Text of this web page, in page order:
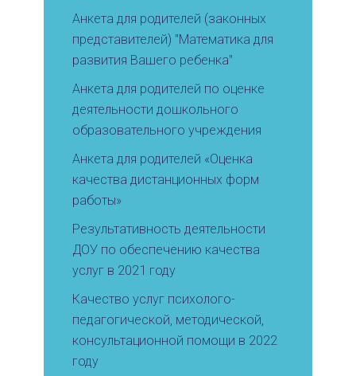
Анкета для родителей (законных
представителей) "Математика для
развития Вашего ребенка"
Анкета для родителей по оценке
деятельности дошкольного
образовательного учреждения
Анкета для родителей «Оценка
качества дистанционных форм
работы»
Результативность деятельности
ДОУ по обеспечению качества
услуг в 2021 году
Качество услуг психолого-
педагогической, методической,
консультационной помощи в 2022
году